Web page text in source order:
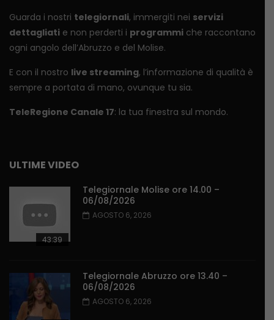
Guarda i nostri telegiornali, immergiti nei servizi
dettagliati e non perderti i programmi che raccontano
ogni angolo dell’Abruzzo e del Molise.
E con il nostro live streaming, l’informazione di qualità è
sempre a portata di mano, ovunque tu sia.
TeleRegione Canale 17: la tua finestra sul mondo.
ULTIME VIDEO
43:39
Telegiornale Molise ore 14.00 –
06/08/2026
AGOSTO 6, 2026
Telegiornale Abruzzo ore 13.40 –
06/08/2026
AGOSTO 6, 2026